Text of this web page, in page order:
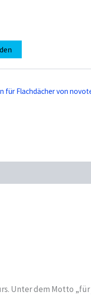
für Flachdächer von
Unter dem Motto „für